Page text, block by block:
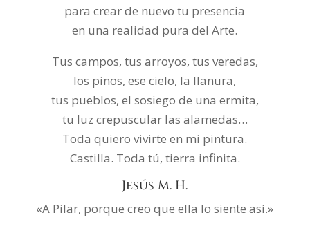
para crear de nuevo tu presencia
en una realidad pura del Arte.
Tus campos, tus arroyos, tus veredas,
los pinos, ese cielo, la llanura,
tus pueblos, el sosiego de una ermita,
tu luz crepuscular las alamedas…
Toda quiero vivirte en mi pintura.
Castilla. Toda tú, tierra infinita.
Jesús M. H.
«A Pilar, porque creo que ella lo siente así.»